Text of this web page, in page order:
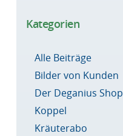
Kategorien
Alle Beiträge
Bilder von Kunden
Der Deganius Shop
Koppel
Kräuterabo